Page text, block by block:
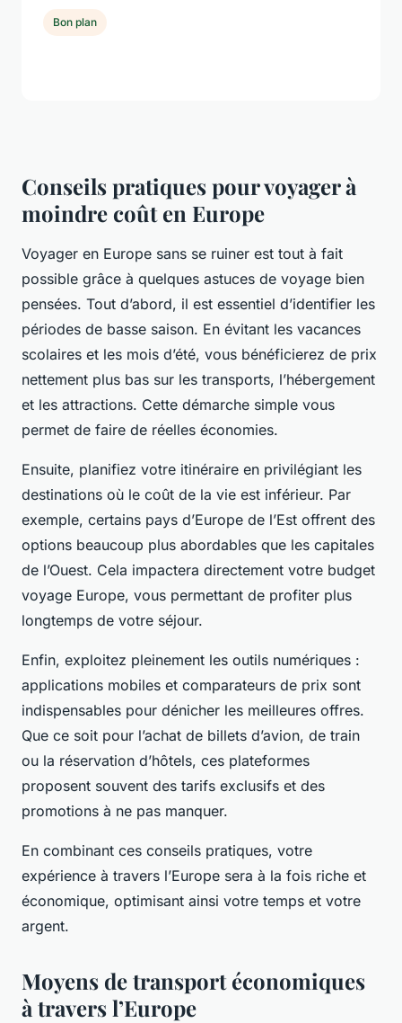
Conseils pratiques pour voyager à
moindre coût en Europe
Voyager en Europe sans se ruiner est tout à fait
possible grâce à quelques astuces de voyage bien
pensées. Tout d’abord, il est essentiel d’identifier les
périodes de basse saison. En évitant les vacances
scolaires et les mois d’été, vous bénéficierez de prix
nettement plus bas sur les transports, l’hébergement
et les attractions. Cette démarche simple vous
permet de faire de réelles économies.
Ensuite, planifiez votre itinéraire en privilégiant les
destinations où le coût de la vie est inférieur. Par
exemple, certains pays d’Europe de l’Est offrent des
options beaucoup plus abordables que les capitales
de l’Ouest. Cela impactera directement votre budget
voyage Europe, vous permettant de profiter plus
longtemps de votre séjour.
Enfin, exploitez pleinement les outils numériques :
applications mobiles et comparateurs de prix sont
indispensables pour dénicher les meilleures offres.
Que ce soit pour l’achat de billets d’avion, de train
ou la réservation d’hôtels, ces plateformes
proposent souvent des tarifs exclusifs et des
promotions à ne pas manquer.
En combinant ces conseils pratiques, votre
expérience à travers l’Europe sera à la fois riche et
économique, optimisant ainsi votre temps et votre
argent.
Moyens de transport économiques
à travers l’Europe
Bon plan